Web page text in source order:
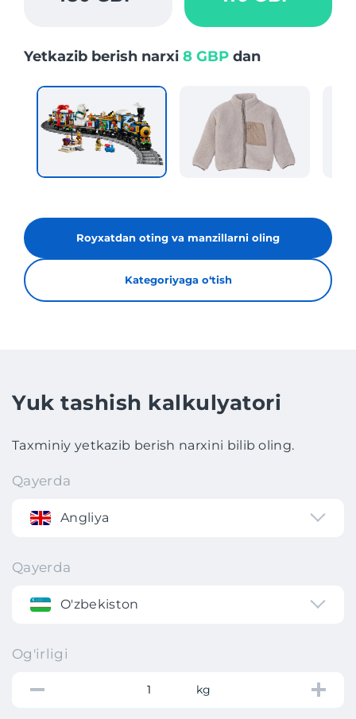
Yetkazib berish narxi 8 GBP dan
Royxatdan oting va manzillarni oling
Kategoriyaga oʻtish
Yuk tashish kalkulyatori
Taxminiy yetkazib berish narxini bilib oling.
Qayerda
Angliya
Qayerda
O'zbekiston
Og'irligi
kg